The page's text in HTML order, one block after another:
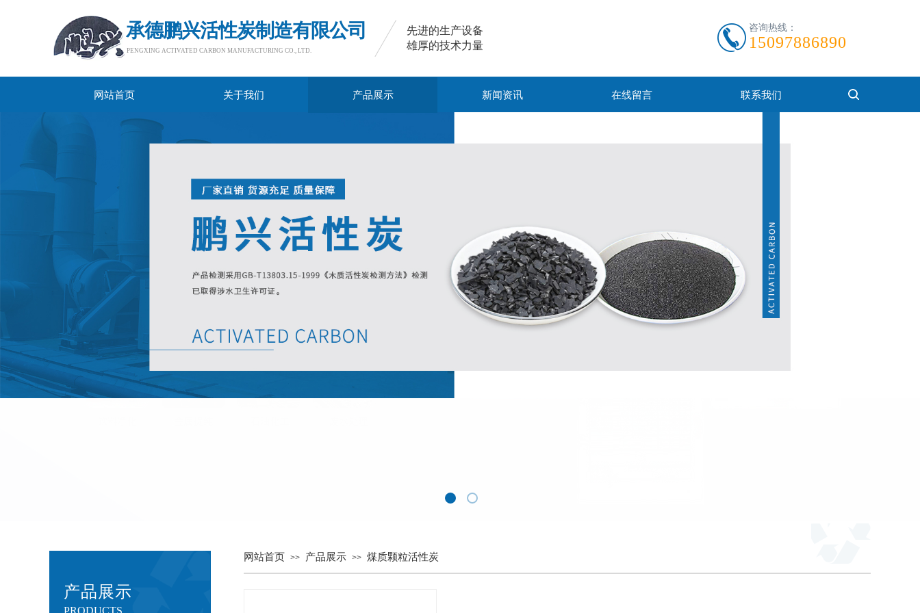
咨询热线：
PENGXING ACTIVATED CARBON MANUFACTURING CO., LTD.​​​
先进的生产设备
雄厚的技术力量
承德鹏兴活性炭制造有限公司
15097886890
网站首页 关于我们 产品展示 新闻资讯 在线留言 联系我们
产品展示
PRODUCTS
网站首页 >> 产品展示 >> 煤质颗粒活性炭